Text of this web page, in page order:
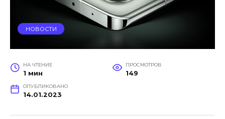
НОВОСТИ
НА ЧТЕНИЕ
1 мин
ПРОСМОТРОВ
149
ОПУБЛИКОВАНО
14.01.2023